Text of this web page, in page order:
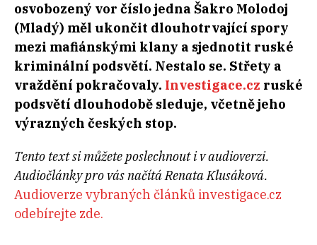
osvobozený vor číslo jedna Šakro Molodoj
(Mladý) měl ukončit dlouhotrvající spory
mezi mafiánskými klany a sjednotit ruské
kriminální podsvětí. Nestalo se. Střety a
vraždění pokračovaly. Investigace.cz ruské
podsvětí dlouhodobě sleduje, včetně jeho
výrazných českých stop.
Tento text si můžete poslechnout i v audioverzi.
Audiočlánky pro vás načítá Renata Klusáková.
Audioverze vybraných článků investigace.cz
odebírejte zde.